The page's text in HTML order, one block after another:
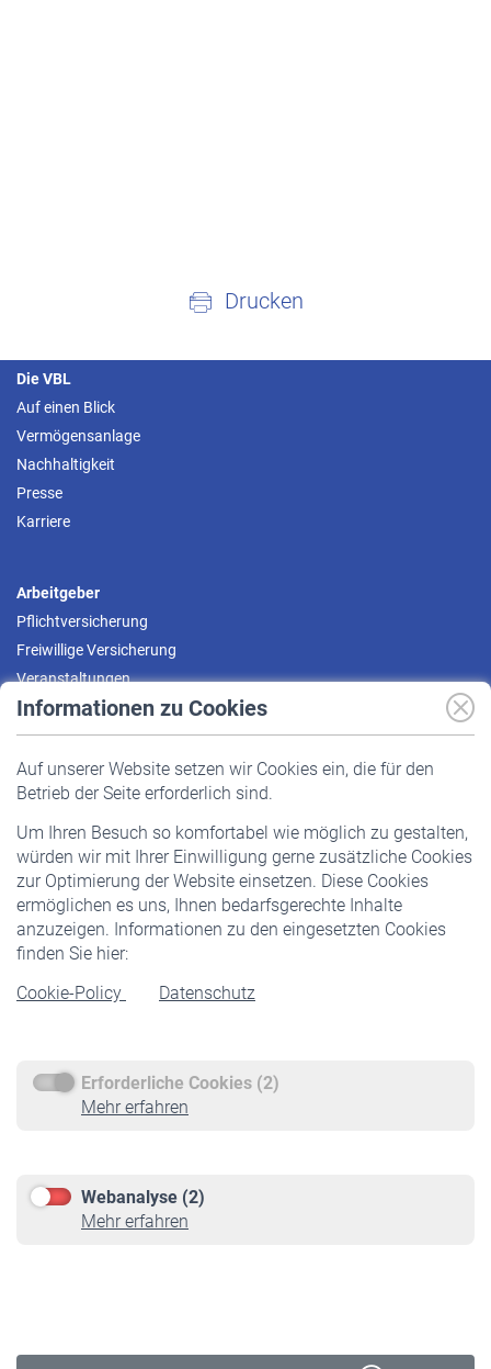
Informationen zu Cookies
Auf unserer Website setzen wir Cookies ein, die für den
Betrieb der Seite erforderlich sind.
Um Ihren Besuch so komfortabel wie möglich zu gestalten,
würden wir mit Ihrer Einwilligung gerne zusätzliche Cookies
zur Optimierung der Website einsetzen. Diese Cookies
ermöglichen es uns, Ihnen bedarfsgerechte Inhalte
anzuzeigen. Informationen zu den eingesetzten Cookies
finden Sie hier:
Cookie-Policy
Datenschutz
Erforderliche Cookies (2)
Mehr erfahren
Webanalyse (2)
Mehr erfahren
Drucken
Die VBL
Auf einen Blick
Vermögensanlage
Nachhaltigkeit
Presse
Karriere
Arbeitgeber
Pflichtversicherung
Freiwillige Versicherung
Veranstaltungen
Pflichtversicherung
Staatliche Förderung
Veranstaltungen
Rentner
Rentenbeginn
Rente beantragen
Service
Informationen
Online-Rechner
VBLnewsletter
Erklärung zur Barrierefreiheit